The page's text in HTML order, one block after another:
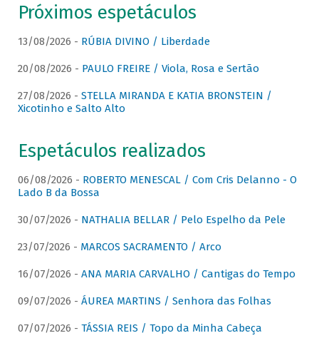
Próximos espetáculos
13/08/2026 - RÚBIA DIVINO / Liberdade
20/08/2026 - PAULO FREIRE / Viola, Rosa e Sertão
27/08/2026 - STELLA MIRANDA E KATIA BRONSTEIN /
Xicotinho e Salto Alto
Espetáculos realizados
06/08/2026 - ROBERTO MENESCAL / Com Cris Delanno - O
Lado B da Bossa
30/07/2026 - NATHALIA BELLAR / Pelo Espelho da Pele
23/07/2026 - MARCOS SACRAMENTO / Arco
16/07/2026 - ANA MARIA CARVALHO / Cantigas do Tempo
09/07/2026 - ÁUREA MARTINS / Senhora das Folhas
07/07/2026 - TÁSSIA REIS / Topo da Minha Cabeça